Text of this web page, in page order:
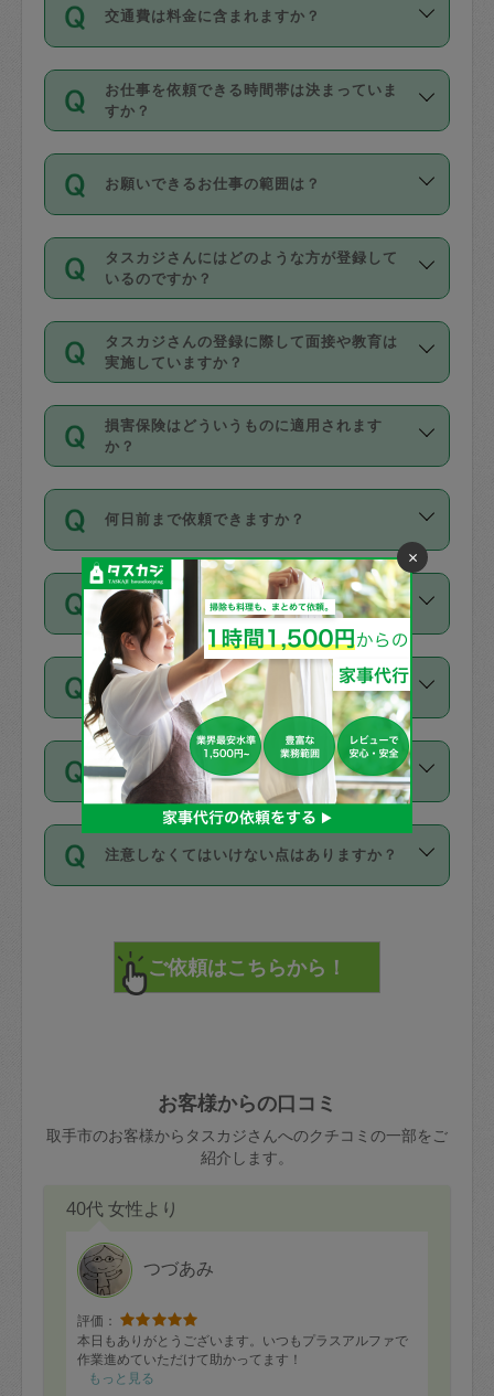
を行う際にご入力ください。プロフィー
ル登録時にはご入力いただかなくても大
丈夫です。
デビットカード・プリペイドカード（Vプ
リカ、au WALLETなど）は支払にはご利
銀行振込や現金払いも対応していませ
なお、タスカジさんの交通費も、依頼料
金のご請求と合わせてお支払いとなりま
動計算で表示されます。
隔週）」があり、「定期」の依頼は「ス
ポット」よりお得な料金でご利用できま
す。
定期の最低利用回数は設けていない代わ
りに、一定数を超えたキャンセルは有償
（例：毎週定期の場合は３回以上のキャ
ンセルが有償（1200円、隔週定期の場合
は２回以上のキャンセルが有償（1200
交通費は料金に含まれますか？
交通費は依頼料金とは別途発生し、依頼
料金のご請求と合わせてお支払いとなり
ます。交通費の金額は「依頼の詳細」に
お仕事を依頼できる時間帯は決まっていま
すか？
時間帯は3種類あります。いずれも１回あ
たり３時間です。
・ＡＭ ９時～１２時
・ＰＭ １３時～１６時
・夜 １８時～２１時
開始時間を２時間前後変更することが可
能です。依頼送信後、個別にタスカジさ
んにメッセージを送り調整してくださ
い。ただし、２時間を越えての調整はで
時間も被らない場合、損害保険の対象外
となりますので、ご注意ください。
お願いできるお仕事の範囲は？
掃除、整理収納、洗濯、買い物、料理、
作り置きです。タスカジさんによってで
きる仕事の範囲が異なりますので、依頼
する前にタスカジさんのプロフィールで
確認してください。
基本的に、高所での作業や危険作業、屋
外での作業は対象外です。
タスカジさんにはどのような方が登録して
いるのですか？
主婦として長年の家事経験をお持ちの
方、栄養士・調理師といった資格者で保
育園や学校の給食やレストランで料理関
係の専門職に従事されていた方、日本で
すでにハウスキーパーや英語の先生とし
てお仕事をしているフィリピン出身の
社員など様々なバックグラウンドの方が
登録しています。
また外国人の方は英語しか話せない方、
日本語も話せる方など様々です。
バックグラウンドや得意分野はプロフィ
ールに記載していますので、各自の得意
分野を見極めて、目的に合わせてお仕事
を依頼してください。
タスカジさんの登録に際して面接や教育は
実施していますか？
応募の際に、各自事務局との面接と説明
を行っています。その後、身分証明書の
写真提出をしていただいています。外国
確認しています。タスカジさんトレーニ
ング動画を使ったセルフトレーニングの
のち、タスカジモニター宅にて３時間の
現場トライアルを受け、合格したタスカ
ジさんが活動されています。
※テストセンターの講評は１件目のレビュ
ーとして記載されていますので依頼の際
に参考にしてください。
参考：
【詳細】タスカジさんの登録に際
して面接や教育は実施していますか？
損害保険はどういうものに適用されます
か？
依頼者とタスカジさんとの間でタスカジ
を通して成立した作業時間内での作業に
適用されます。作業範囲は、掃除、洗
濯、料理、作り置き、整理収納、買い物
です。作業中に物を壊したり、人にけが
をさせたりした場合が対象で、補償金額
は対物1000万円、対人1億円が上限で
す。
万が一損害が発生した場合は、その場の
写真を撮り、
タスカジサポートセンターまでご連絡く
ださい。
詳細FAQ：
損害賠償保険について教えて
何日前まで依頼できますか？
ご依頼は、現在を起点に3日後（72時間
以降）の日時から受付可能となっていま
す。
ただし、72時間を切った直前の日程では
タスカジさんへ「募集」をかけることが
可能です。
キャンセル料はかかりますか？
キャンセル料には、以下の2種類がありま
す。
1. 直前キャンセル（定期、スポット契約
共通）
・タスカジさんのお仕事開始予定時間前
72時間を超える※と、以下のキャンセル
料が発生します。
直前キャンセル料：
72時間前〜24時間前＝依頼料金の50%
依頼者不在による当日キャンセル＝依頼
金額の100%＋交通費全額
合、水曜日午前9時以降はキャンセル料が
発生
水曜日9時〜金曜日9時まで＝依頼料金の
50%
金曜日9時～土曜日8時まで＝依頼金額の
100%
土曜日8時〜実施時間＝依頼金額の100%
お試し利用はできますか？
「お試し利用」というメニューはありま
せんが、「一回のみ」依頼を活用するこ
とによって、気に入ったタスカジさんを
見つけることができます。
まず、条件の合う気になるタスカジさ
みてください。
その後、一番気に入ったタスカジさんに
不在の場合にもお願いできますか？
不在の場合の作業はタスカジさんの同意
が必要です。数回の依頼ののち、タスカ
ジさんと依頼者の間で十分な信頼関係が
てください。
不在時に部屋に入るためにタスカジさん
きた場合は損害保険の対象外となるので
ご注意ください。
注意しなくてはいけない点はありますか？
で、必ず鍵のかかるロッカーや金庫に入
れて依頼者の責任の元管理するよう心掛
けてください。
あわせてこちらも参照ください ： 初めて
利用します。注意しなくてはいけない点
はありますか？
お客様からの口コミ
取手市のお客様からタスカジさんへのクチコミの一部をご
紹介します。
40代 女性より
つづあみ
評価：
本日もありがとうございます。いつもプラスアルファで
作業進めていただけて助かってます！
もっと見る
×